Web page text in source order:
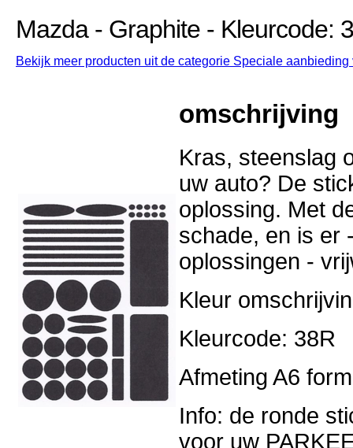
Mazda - Graphite - Kleurcode:
Bekijk meer producten uit de categorie Speciale aanbieding
omschrijving
Kras, steenslag
uw auto? De
oplossing. Met
schade, en is er
oplossingen -
Kleur
Kleurcode: 38R
Afmeting A6
Info: de ronde
voor uw